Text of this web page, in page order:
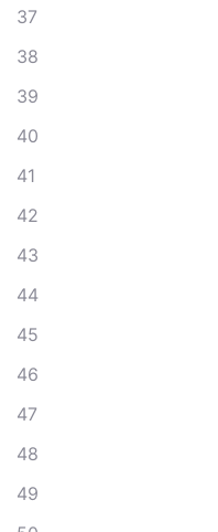
37
38
39
40
41
42
43
44
45
46
47
48
49